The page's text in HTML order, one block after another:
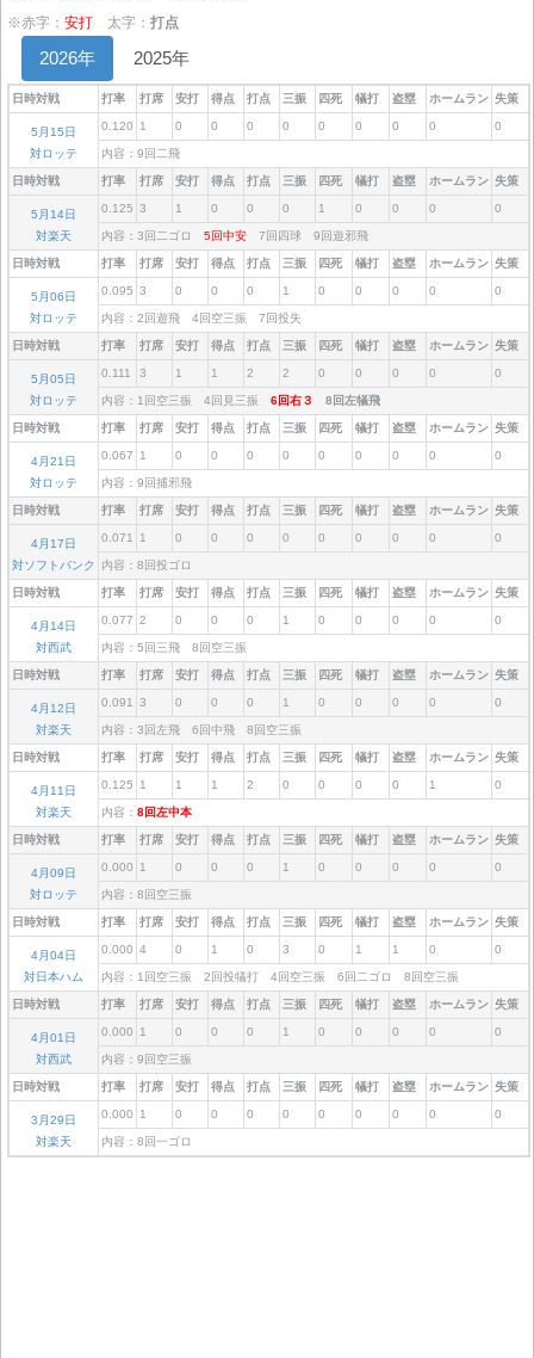
※赤字： 安打 太字： 打点
2026年 2025年
日時対戦 打率 打席 安打 得点 打点 三振 四死 犠打 盗塁 ホームラン 失策
5月15日
対ロッテ
0.120 1 0 0 0 0 0 0 0 0 0
内容：9回二飛
日時対戦 打率 打席 安打 得点 打点 三振 四死 犠打 盗塁 ホームラン 失策
5月14日
対楽天
0.125 3 1 0 0 0 1 0 0 0 0
内容：3回二ゴロ 5回中安 7回四球 9回遊邪飛
日時対戦 打率 打席 安打 得点 打点 三振 四死 犠打 盗塁 ホームラン 失策
5月06日
対ロッテ
0.095 3 0 0 0 1 0 0 0 0 0
内容：2回遊飛 4回空三振 7回投失
日時対戦 打率 打席 安打 得点 打点 三振 四死 犠打 盗塁 ホームラン 失策
5月05日
対ロッテ
0.111 3 1 1 2 2 0 0 0 0 0
内容：1回空三振 4回見三振 6回右３ 8回左犠飛
日時対戦 打率 打席 安打 得点 打点 三振 四死 犠打 盗塁 ホームラン 失策
4月21日
対ロッテ
0.067 1 0 0 0 0 0 0 0 0 0
内容：9回捕邪飛
日時対戦 打率 打席 安打 得点 打点 三振 四死 犠打 盗塁 ホームラン 失策
4月17日
対ソフトバンク
0.071 1 0 0 0 0 0 0 0 0 0
内容：8回投ゴロ
日時対戦 打率 打席 安打 得点 打点 三振 四死 犠打 盗塁 ホームラン 失策
4月14日
対西武
0.077 2 0 0 0 1 0 0 0 0 0
内容：5回三飛 8回空三振
日時対戦 打率 打席 安打 得点 打点 三振 四死 犠打 盗塁 ホームラン 失策
4月12日
対楽天
0.091 3 0 0 0 1 0 0 0 0 0
内容：3回左飛 6回中飛 8回空三振
日時対戦 打率 打席 安打 得点 打点 三振 四死 犠打 盗塁 ホームラン 失策
4月11日
対楽天
0.125 1 1 1 2 0 0 0 0 1 0
内容： 8回左中本
日時対戦 打率 打席 安打 得点 打点 三振 四死 犠打 盗塁 ホームラン 失策
4月09日
対ロッテ
0.000 1 0 0 0 1 0 0 0 0 0
内容：8回空三振
日時対戦 打率 打席 安打 得点 打点 三振 四死 犠打 盗塁 ホームラン 失策
4月04日
対日本ハム
0.000 4 0 1 0 3 0 1 1 0 0
内容：1回空三振 2回投犠打 4回空三振 6回二ゴロ 8回空三振
日時対戦 打率 打席 安打 得点 打点 三振 四死 犠打 盗塁 ホームラン 失策
4月01日
対西武
0.000 1 0 0 0 1 0 0 0 0 0
内容：9回空三振
日時対戦 打率 打席 安打 得点 打点 三振 四死 犠打 盗塁 ホームラン 失策
3月29日
対楽天
0.000 1 0 0 0 0 0 0 0 0 0
内容：8回一ゴロ